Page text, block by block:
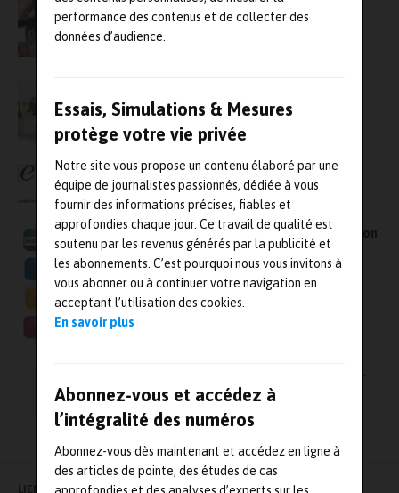
performance des contenus et de collecter des
données d’audience.
Essais, Simulations & Mesures
protège votre vie privée
Notre site vous propose un contenu élaboré par une
équipe de journalistes passionnés, dédiée à vous
fournir des informations précises, fiables et
approfondies chaque jour. Ce travail de qualité est
soutenu par les revenus générés par la publicité et
les abonnements. C’est pourquoi nous vous invitons à
vous abonner ou à continuer votre navigation en
acceptant l’utilisation des cookies.
En savoir plus
Abonnez-vous et accédez à
l’intégralité des numéros
Abonnez-vous dès maintenant et accédez en ligne à
des articles de pointe, des études de cas
Monza
d’essais de classe mondiale pour ses futurs
moteurs
L’évènement de l’innovation et de la
technologie pour la recherche et l’industrie
Plus qu’une semaine avant l’ouverture du salon
MesurexpoVision
LIENS UTILES